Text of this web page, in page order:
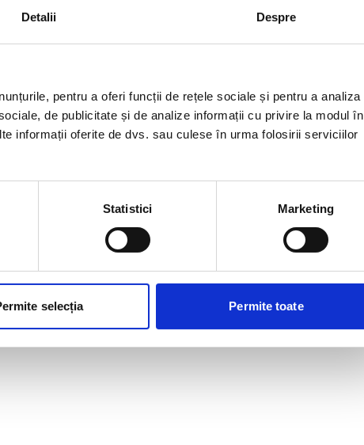
Detalii Despre
pentru a oferi funcții de rețele sociale și pentru a analiza
de publicitate și de analize informații cu privire la modul în
informații oferite de dvs. sau culese în urma folosirii serviciilor
Statistici Marketing
selecția Permite toate